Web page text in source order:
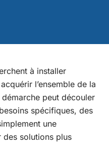
à installer
l’ensemble de la
peut découler
spécifiques, des
une
des solutions plus